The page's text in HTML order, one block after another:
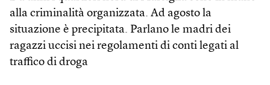
alla criminalità organizzata. Ad agosto la
situazione è precipitata. Parlano le madri dei
ragazzi uccisi nei regolamenti di conti legati al
traffico di droga